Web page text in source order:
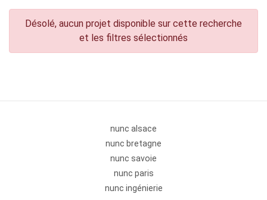
Désolé, aucun projet disponible sur cette recherche
et les filtres sélectionnés
nunc alsace
nunc bretagne
nunc savoie
nunc paris
nunc ingénierie